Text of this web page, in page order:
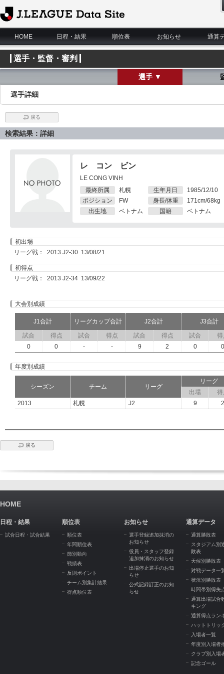
J.League Data Site
HOME
日程・結果 順位表 お知らせ 通算
選手・監督・審判
選手 ▼
選手詳細
戻る
検索結果：詳細
レ コン ビン
LE CONG VINH
最終所属
札幌
ポジション
FW
出生地
ベトナム
生年月日
1985/12/10
身長/体重
171cm/68kg
国籍
ベトナム
初出場
リーグ戦： 2013 J2-30 13/08/21
初得点
リーグ戦： 2013 J2-34 13/09/22
大会別成績
J1合計 リーグカップ合計 J2合計
J3合計
試合
得点 試合 得点 試合 得点 試合
得
0
0 - - 9 2 0 0
年度別成績
シーズン チーム リーグ
リーグ
出場
得
2013
札幌 J2 9 2
戻る
HOME
日程・結果
試合日程・試合結果
順位表
順位表
年間順位表
節別動向
戦績表
反則ポイント
チーム別集計結果
得点順位表
お知らせ
選手登録追加抹消の
お知らせ
役員・スタッフ登録
追加抹消のお知らせ
出場停止選手のお知
らせ
公式記録訂正のお知
らせ
通算データ
通算勝敗表
スタジアム別
敗表
天候別勝敗表
対戦データ一
状況別勝敗表
時間帯別得失
通算出場試合
キング
通算得点ラン
ハットトリッ
入場者一覧
年度別入場者
クラブ別入場
記念ゴール